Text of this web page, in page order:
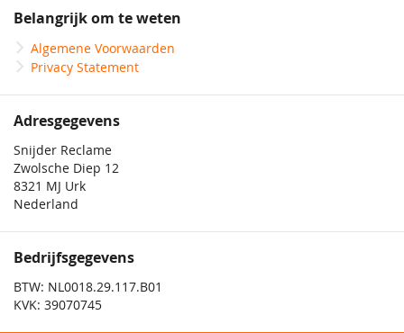
Belangrijk om te weten
Algemene Voorwaarden
Privacy Statement
Adresgegevens
Snijder Reclame
Zwolsche Diep 12
8321 MJ Urk
Nederland
Bedrijfsgegevens
BTW: NL0018.29.117.B01
KVK: 39070745